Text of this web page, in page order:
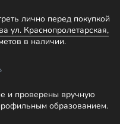
лично перед покупкой
ул. Краснопролетарская,
в наличии.
и проверены вручную
образованием.